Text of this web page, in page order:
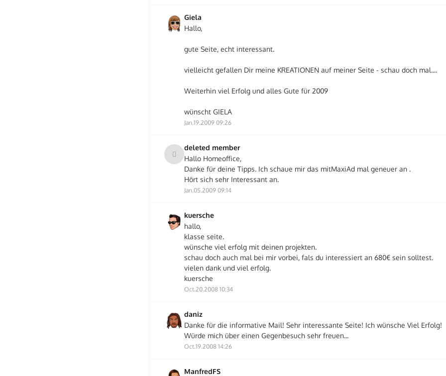
Giela
Hallo,
gute Seite, echt interessant.
vielleicht gefallen Dir meine KREATIONEN auf meiner Seite - schau doch mal....
Weiterhin viel Erfolg und alles Gute für 2009
wünscht GIELA
Jan.19.2009 09:26
deleted member
Hallo Homeoffice,
Danke für deine Tipps. Ich schaue mir das mitMaxiAd mal geneuer an .
Hört sich sehr Interessant an.
Jan.05.2009 09:14
kuersche
hallo,
klasse seite.
wünsche viel erfolg mit deinen projekten.
schau doch auch mal bei mir vorbei, fals du interessiert an 680€ sein solltest.
vielen dank und viel erfolg.
kuersche
Oct.20.2008 10:34
daniz
Danke für die informative Mail! Sehr interessante Seite! Ich wünsche Viel Erfolg!
Würde mich über einen Gegenbesuch sehr freuen...
Oct.19.2008 14:26
ManfredFS